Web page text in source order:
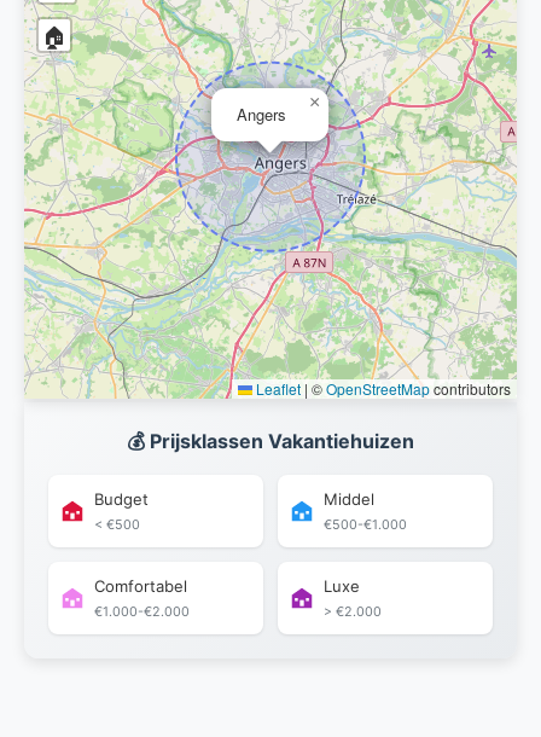
Angers
×
🏠
Leaflet | ©OpenStreetMapcontributors
💰 Prijsklassen Vakantiehuizen
Budget
< €500
Middel
€500-€1.000
Comfortabel
€1.000-€2.000
Luxe
> €2.000